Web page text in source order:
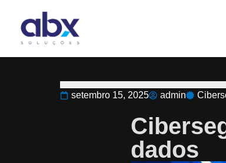
setembro 15, 2025 admin
dados